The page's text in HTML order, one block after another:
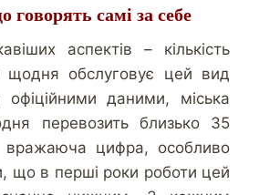
самі за себе
аспектів – кількість
щодня обслуговує цей вид
офіційними даними, міська
перевозить близько 35
вражаюча цифра, особливо
що в перші роки роботи цей